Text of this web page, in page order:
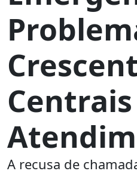
A recusa de